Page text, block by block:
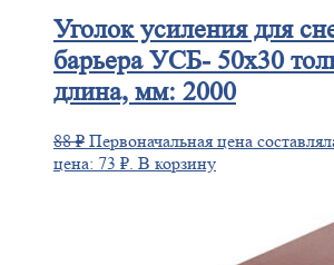
Уголокусиления для
барьера УСБ- 50х30
длина, мм: 2000
88₽ Первоначальная цена
цена: 73 ₽. В корзину